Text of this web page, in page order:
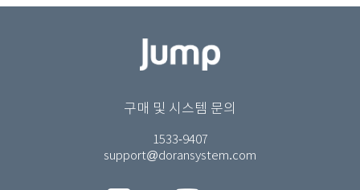
구매 및 시스템 문의
1533-9407
support@doransystem.com